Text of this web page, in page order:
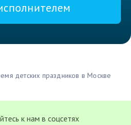
детских праздников в Москве
к нам в соцсетях